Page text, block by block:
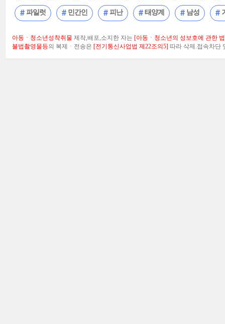
파일럿 민간인 피난 태양계 남성
아동ㆍ청소년성착취물 제작,배포,소지한 자는 [아동ㆍ청소년의 성보호에 관한
불법촬영물등의 복제ㆍ전송은 [전기통신사업법 제22조의5] 따라 삭제.접속차단